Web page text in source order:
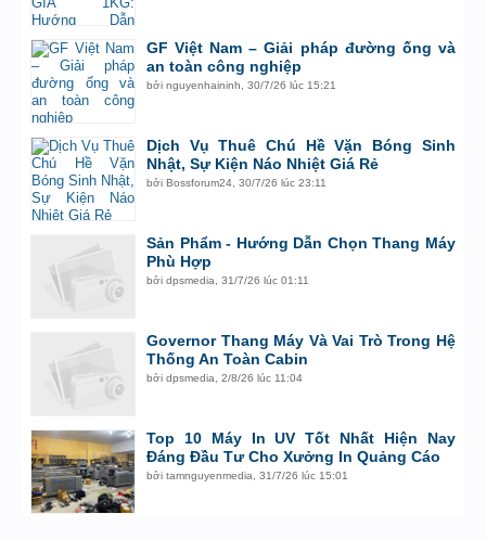
GF Việt Nam – Giải pháp đường ống và
an toàn công nghiệp
bởinguyenhaininh ,30/7/26 lúc 15:21
Dịch Vụ Thuê Chú Hề Vặn Bóng Sinh
Nhật, Sự Kiện Náo Nhiệt Giá Rẻ
bởiBossforum24 ,30/7/26 lúc 23:11
Sản Phẩm - Hướng Dẫn Chọn Thang Máy
Phù Hợp
bởidpsmedia ,31/7/26 lúc 01:11
Governor Thang Máy Và Vai Trò Trong Hệ
Thống An Toàn Cabin
bởidpsmedia ,2/8/26 lúc 11:04
Top 10 Máy In UV Tốt Nhất Hiện Nay
Đáng Đầu Tư Cho Xưởng In Quảng Cáo
bởitamnguyenmedia ,31/7/26 lúc 15:01